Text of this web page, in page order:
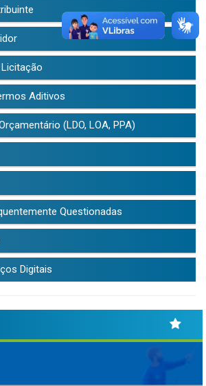
Aditivos
(LDO, LOA, PPA)
Questionadas
Digitais